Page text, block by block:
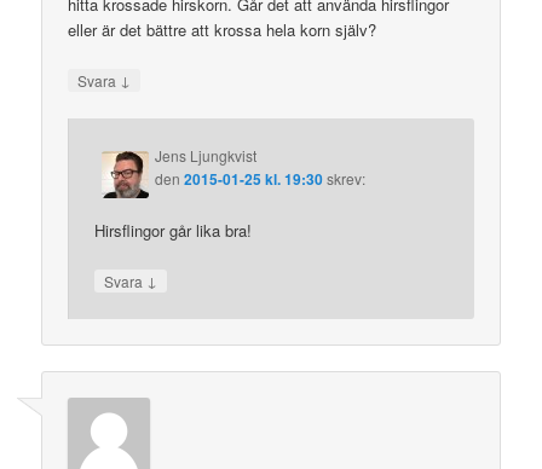
eller är det bättre att krossa hela korn själv?
Svara ↓
Jens Ljungkvist
den2015-01-25 kl. 19:30skrev:
Hirsflingor går lika bra!
Svara ↓